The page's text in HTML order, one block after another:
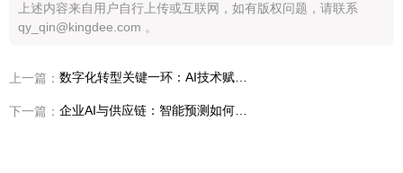
上述内容来自用户自行上传或互联网，如有版权问题，请联系
qy_qin@kingdee.com 。
上一篇：
下一篇：